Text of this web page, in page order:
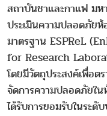
สถาบันชาและกาแฟ มห
ประเมินความปลอดภัย
มาตรฐาน ESPReL
for Research
โดยมีวัตถุประสงค์เพื่อต
จัดการความปลอดภัยใ
ได้รับการยอมรับในระดั